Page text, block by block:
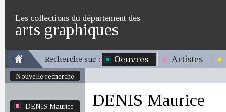
Les collections du département des
arts graphiques
Recherche sur : Oeuvres Artistes
Nouvelle recherche
DENIS Maurice DENIS Maurice